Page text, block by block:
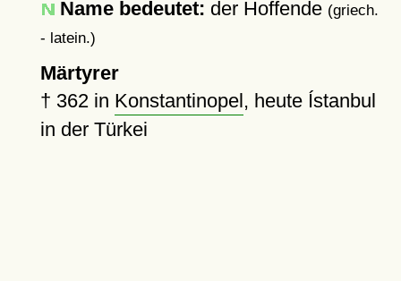
Name bedeutet: der Hoffende (griech.
- latein.)
Märtyrer
† 362in Konstantinopel, heute Ístanbul
in der Türkei